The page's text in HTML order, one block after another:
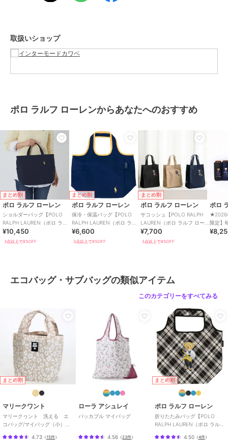
カラー
素材
表地 ポリエステル100％ 裏
お手入れ 洗濯不可
原産国
取扱いショップ
ポロ ラルフ ローレンからあなたへのおすすめ
まとめ割
ポロ ラルフ ローレン
ショルダーバッグ【POLO
RALPH LAUREN（ポロ ラル
フ ローレン）】
¥10,450
3点以上で8%OFF
まとめ割
ポロ ラルフ ローレン
保冷・保温バッグ【POLO
RALPH LAUREN（ポロ ラル
フ ローレン）】
¥6,600
3点以上で8%OFF
まとめ割
ポロ ラルフ ローレン
サコッシュ【POLO RALPH
LAUREN（ポロ ラルフ ロー
レン）】
¥7,700
3点以上で8%OFF
ポロ
★2026
限定】
傘 コン
エコバッグ・サブバッグの類似アイテム
このカテゴリーをすべてみる
まとめ割
マリークワント
マリークヮント 洗える エ
コバッグ/マイバッグ（小）レ
4.73 （15件）
ローラ アシュレイ
パッカブル マイバッグ
4.56 （23件）
まとめ割
ポロ ラルフ ローレン
折りたたみバッグ【POLO
RALPH LAUREN（ポロ ラルフ
4.50（4件）